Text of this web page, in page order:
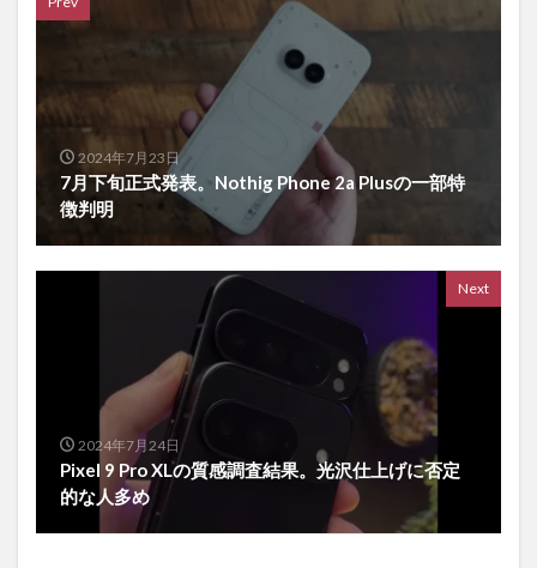
2024年7月23日
7月下旬正式発表。Nothig Phone 2a Plusの一部特
徴判明
Next
2024年7月24日
Pixel 9 Pro XLの質感調査結果。光沢仕上げに否定
的な人多め